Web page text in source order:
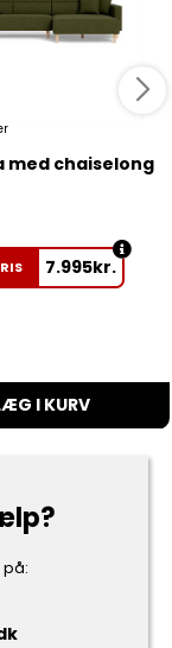
med chaiselong
7.995kr.
I KURV